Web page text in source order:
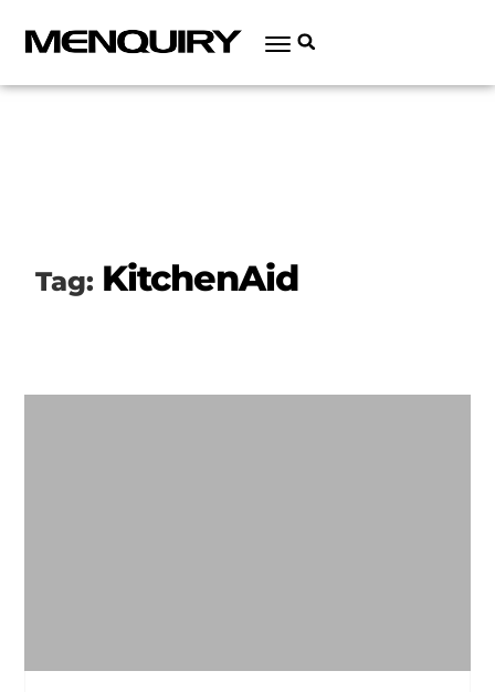
Tag: KitchenAid